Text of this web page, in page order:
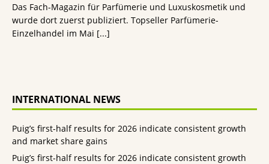
Das Fach-Magazin für Parfümerie und Luxuskosmetik und
wurde dort zuerst publiziert. Topseller Parfümerie-
Einzelhandel im Mai [...]
INTERNATIONAL NEWS
Puig’s first-half results for 2026 indicate consistent growth
and market share gains
Puig’s first-half results for 2026 indicate consistent growth